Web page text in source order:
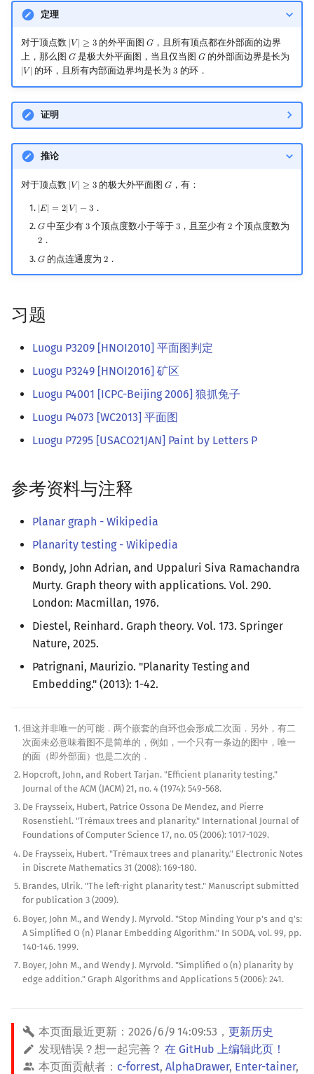
定理
对于顶点数 |𝑉| ≥ 3
V ≥3 的外平面图𝐺
G ，且所有顶点都在外部面的边界
上，那么图 𝐺
G是极大外平面图，当且仅当图 𝐺
G的外部面边界是长为
|𝑉|
V 的环，且所有内部面边界均是长为3
3 的环．
证明
推论
对于顶点数 |𝑉| ≥ 3
V ≥3 的极大外平面图𝐺
G ，有：
|𝐸| = 2| 𝑉| − 3
|E| =2| V −3 ．
𝐺
G中至少有 3
3个顶点度数小于等于 3
3 ，且至少有2
2 个顶点度数为
2
2．
𝐺
G的点连通度为 2
2．
习题
Luogu P3209 [HNOI2010] 平面图判定
Luogu P3249 [HNOI2016] 矿区
Luogu P4001 [ICPC-Beijing 2006] 狼抓兔子
Luogu P4073 [WC2013] 平面图
Luogu P7295 [USACO21JAN] Paint by Letters P
参考资料与注释
Planar graph - Wikipedia
Planarity testing - Wikipedia
Bondy, John Adrian, and Uppaluri Siva Ramachandra
Murty. Graph theory with applications. Vol. 290.
London: Macmillan, 1976.
Diestel, Reinhard. Graph theory. Vol. 173. Springer
Nature, 2025.
Patrignani, Maurizio. "Planarity Testing and
Embedding." (2013): 1-42.
但这并非唯一的可能．两个嵌套的自环也会形成二次面．另外，有二
次面未必意味着图不是简单的，例如，一个只有一条边的图中，唯一
的面（即外部面）也是二次的．
Hopcroft, John, and Robert Tarjan. "Efficient planarity testing."
Journal of the ACM (JACM) 21, no. 4 (1974): 549-568.
De Fraysseix, Hubert, Patrice Ossona De Mendez, and Pierre
Rosenstiehl. "Trémaux trees and planarity." International Journal of
Foundations of Computer Science 17, no. 05 (2006): 1017-1029.
De Fraysseix, Hubert. "Trémaux trees and planarity." Electronic Notes
in Discrete Mathematics 31 (2008): 169-180.
Brandes, Ulrik. "The left-right planarity test." Manuscript submitted
for publication 3 (2009).
Boyer, John M., and Wendy J. Myrvold. "Stop Minding Your p's and q's:
A Simplified O (n) Planar Embedding Algorithm." In SODA, vol. 99, pp.
140-146. 1999.
Boyer, John M., and Wendy J. Myrvold. "Simplified o (n) planarity by
edge addition." Graph Algorithms and Applications 5 (2006): 241.
本页面最近更新： 2026/6/9 14:09:53 ， 更新历史
发现错误？想一起完善？ 在 GitHub 上编辑此页！
本页面贡献者： c-forrest, AlphaDrawer, Enter-tainer,